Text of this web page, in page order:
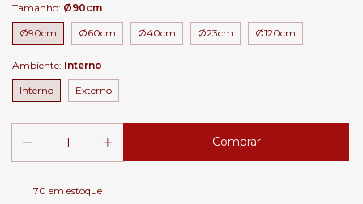
Tamanho: Ø90cm
Ø90cm Ø60cm Ø40cm Ø23cm Ø120cm
Ambiente: Interno
Interno Externo
70 em estoque